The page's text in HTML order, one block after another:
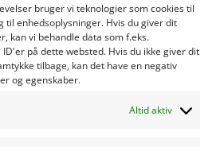
bruger vi teknologier som cookies til
til enhedsoplysninger. Hvis du giver dit
kan vi behandle data som f.eks.
på dette websted. Hvis du ikke giver dit
tilbage, kan det have en negativ
og egenskaber.
Altid aktiv